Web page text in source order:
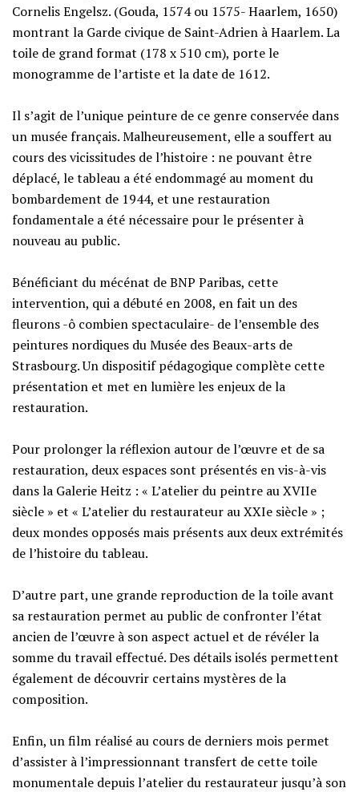
Cornelis Engelsz. (Gouda, 1574 ou 1575- Haarlem, 1650)
montrant la Garde civique de Saint-Adrien à Haarlem. La
toile de grand format (178 x 510 cm), porte le
monogramme de l’artiste et la date de 1612.
Il s’agit de l’unique peinture de ce genre conservée dans
un musée français. Malheureusement, elle a souffert au
cours des vicissitudes de l’histoire : ne pouvant être
déplacé, le tableau a été endommagé au moment du
bombardement de 1944, et une restauration
fondamentale a été nécessaire pour le présenter à
nouveau au public.
Bénéficiant du mécénat de BNP Paribas, cette
intervention, qui a débuté en 2008, en fait un des
fleurons -ô combien spectaculaire- de l’ensemble des
peintures nordiques du Musée des Beaux-arts de
Strasbourg. Un dispositif pédagogique complète cette
présentation et met en lumière les enjeux de la
restauration.
Pour prolonger la réflexion autour de l’œuvre et de sa
restauration, deux espaces sont présentés en vis-à-vis
dans la Galerie Heitz : « L’atelier du peintre au XVIIe
siècle » et « L’atelier du restaurateur au XXIe siècle » ;
deux mondes opposés mais présents aux deux extrémités
de l’histoire du tableau.
D’autre part, une grande reproduction de la toile avant
sa restauration permet au public de confronter l’état
ancien de l’œuvre à son aspect actuel et de révéler la
somme du travail effectué. Des détails isolés permettent
également de découvrir certains mystères de la
composition.
Enfin, un film réalisé au cours de derniers mois permet
d’assister à l’impressionnant transfert de cette toile
monumentale depuis l’atelier du restaurateur jusqu’à son